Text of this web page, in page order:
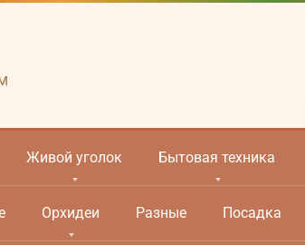
Живой уголок Бытовая техника
Орхидеи Разные Посадка